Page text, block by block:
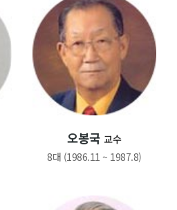
오봉국 교수
8대 (1986.11 ~ 1987.8)